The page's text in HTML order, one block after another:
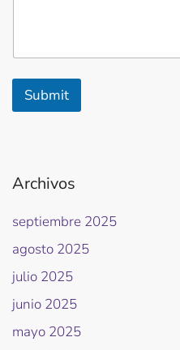
Submit
Archivos
septiembre 2025
agosto 2025
julio 2025
junio 2025
mayo 2025